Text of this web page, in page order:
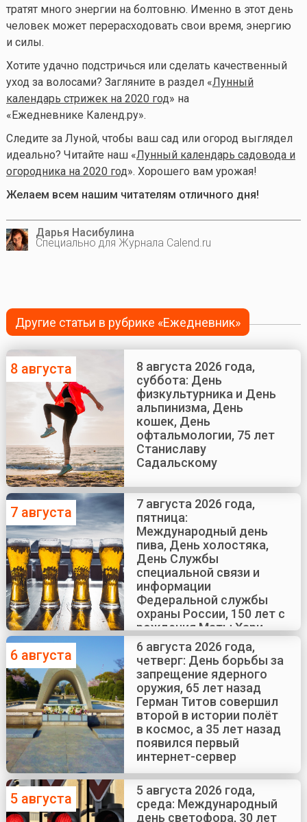
тратят много энергии на болтовню. Именно в этот день
человек может перерасходовать свои время, энергию
и силы.
Хотите удачно подстричься или сделать качественный
уход за волосами? Загляните в раздел «Лунный
календарь стрижек на 2020 год» на
«Ежедневнике Календ.ру».
Следите за Луной, чтобы ваш сад или огород выглядел
идеально? Читайте наш «Лунный календарь садовода и
огородника на 2020 год». Хорошего вам урожая!
Желаем всем нашим читателям отличного дня!
Дарья Насибулина
Специально для Журнала Calend.ru
Другие статьи в рубрике «Ежедневник»
8 августа
8 августа 2026 года,
суббота: День
физкультурника и День
альпинизма, День
кошек, День
офтальмологии, 75 лет
Станиславу
Садальскому
7 августа
7 августа 2026 года,
пятница:
Международный день
пива, День холостяка,
День Службы
специальной связи и
информации
Федеральной службы
охраны России, 150 лет с
рождения Маты Хари
6 августа
6 августа 2026 года,
четверг: День борьбы за
запрещение ядерного
оружия, 65 лет назад
Герман Титов совершил
второй в истории полёт
в космос, а 35 лет назад
появился первый
интернет-сервер
5 августа
5 августа 2026 года,
среда: Международный
день светофора, 30 лет